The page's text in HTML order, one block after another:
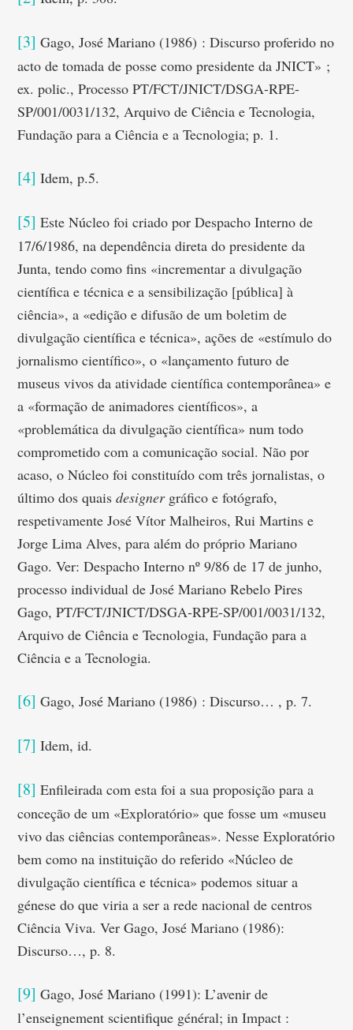
[3] Gago, José Mariano (1986) : Discurso proferido no
acto de tomada de posse como presidente da JNICT» ;
ex. polic., Processo PT/FCT/JNICT/DSGA-RPE-
SP/001/0031/132, Arquivo de Ciência e Tecnologia,
Fundação para a Ciência e a Tecnologia; p. 1.
[4] Idem, p.5.
[5] Este Núcleo foi criado por Despacho Interno de
17/6/1986, na dependência direta do presidente da
Junta, tendo como fins «incrementar a divulgação
científica e técnica e a sensibilização [pública] à
ciência», a «edição e difusão de um boletim de
divulgação científica e técnica», ações de «estímulo do
jornalismo científico», o «lançamento futuro de
museus vivos da atividade científica contemporânea» e
a «formação de animadores científicos», a
«problemática da divulgação científica» num todo
comprometido com a comunicação social. Não por
acaso, o Núcleo foi constituído com três jornalistas, o
último dos quaisdesignergráfico e fotógrafo,
respetivamente José Vítor Malheiros, Rui Martins e
Jorge Lima Alves, para além do próprio Mariano
Gago. Ver: Despacho Interno nº 9/86 de 17 de junho,
processo individual de José Mariano Rebelo Pires
Gago, PT/FCT/JNICT/DSGA-RPE-SP/001/0031/132,
Arquivo de Ciência e Tecnologia, Fundação para a
Ciência e a Tecnologia.
[6] Gago, José Mariano (1986) : Discurso… , p. 7.
[7] Idem, id.
[8] Enfileirada com esta foi a sua proposição para a
conceção de um «Exploratório» que fosse um «museu
vivo das ciências contemporâneas». Nesse Exploratório
bem como na instituição do referido «Núcleo de
divulgação científica e técnica» podemos situar a
génese do que viria a ser a rede nacional de centros
Ciência Viva. Ver Gago, José Mariano (1986):
Discurso…, p. 8.
[9] Gago, José Mariano (1991): L’avenir de
l’enseignement scientifique général; in Impact :